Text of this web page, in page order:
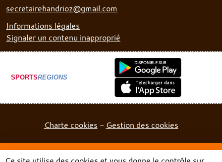
secretairehandrioz@gmail.com
Informations légales
Signaler un contenu inapproprié
SPORTSREGIONS
Charte cookies Gestion des cookies